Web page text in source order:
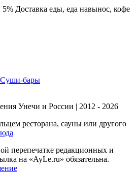
Доставка еды, еда навынос, кофе
Суши-бары
Унечи и России | 2012 - 2026
ресторана, сауны или другого
перепечатке редакционных и
на «AyLe.ru» обязательна.